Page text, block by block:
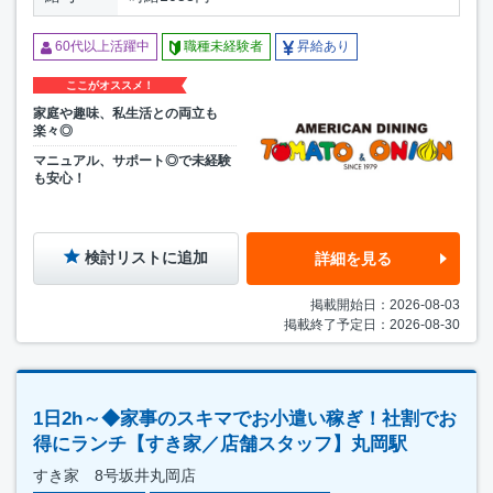
60代以上活躍中 職種未経験者 昇給あり
ここがオススメ！
家庭や趣味、私生活との両立も
楽々◎
マニュアル、サポート◎で未経験
も安心！
検討リストに追加 詳細を見る
掲載開始日：2026-08-03
掲載終了予定日：2026-08-30
1日2h～◆家事のスキマでお小遣い稼ぎ！社割でお
得にランチ【すき家／店舗スタッフ】丸岡駅
すき家 8号坂井丸岡店